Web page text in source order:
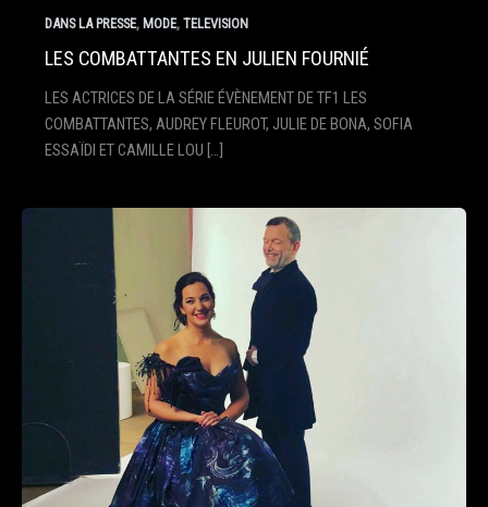
DANS LA PRESSE, MODE, TELEVISION
LES COMBATTANTES EN JULIEN FOURNIÉ
LES ACTRICES DE LA SÉRIE ÉVÈNEMENT DE TF1 LES
COMBATTANTES, AUDREY FLEUROT, JULIE DE BONA, SOFIA
ESSAÏDI ET CAMILLE LOU […]